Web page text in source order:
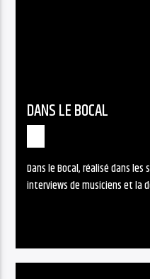
DANS LE BOCAL
Dans le Bocal, réalisé dans les
interviews de musiciens et la